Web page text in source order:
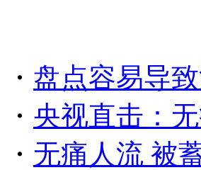
・ 盘点容易导
・ 央视直击：
・ 无痛人流 被